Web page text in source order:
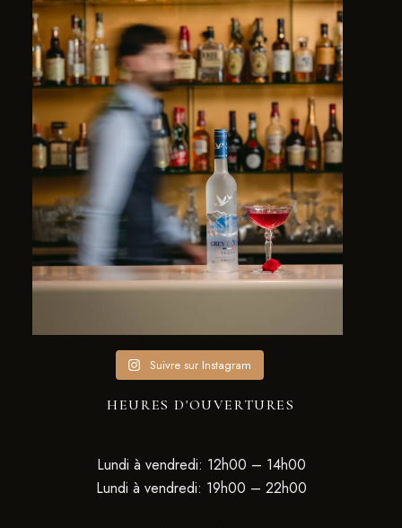
Suivre sur Instagram
HEURES D'OUVERTURES
Lundi à vendredi: 12h00 – 14h00
Lundi à vendredi: 19h00 – 22h00